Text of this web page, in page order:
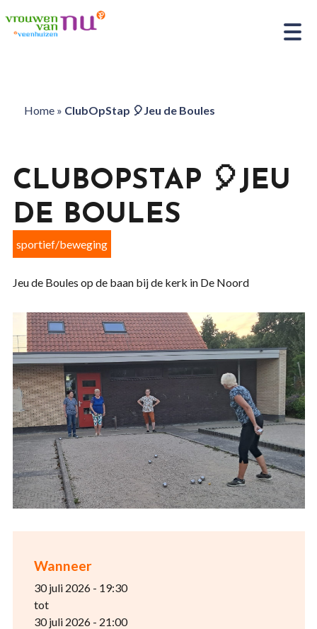
Home» ClubOpStap 🎈Jeu de Boules
Wanneer
30 juli 2026 - 19:30
tot
30 juli 2026 - 21:00
CLUBOPSTAP 🎈JEU
DE BOULES
sportief/beweging
Jeu de Boules op de baan bij de kerk in De Noord